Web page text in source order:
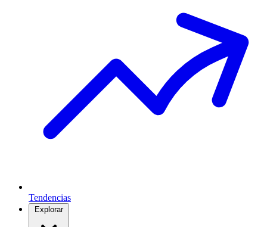
Tendencias
Explorar